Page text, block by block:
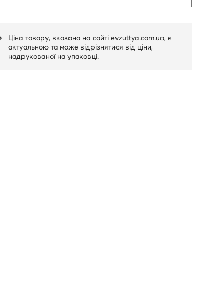
Ціна товару, вказана на сайті evzuttya.com.ua, є
актуальною та може відрізнятися від ціни,
надрукованої на упаковці.